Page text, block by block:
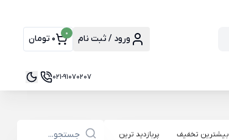
ورود / ثبت نام 0 0 تومان
021-91070207
بیشترین تخفیف پربازدید ترین